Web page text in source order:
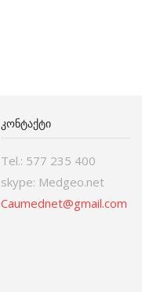
ᲙᲝᲜᲢᲐᲥᲢᲘ
Tel.: 577 235 400
skype: Medgeo.net
Caumednet@gmail.com